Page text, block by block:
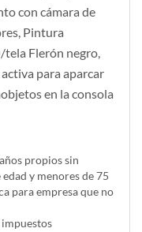
con cámara de
Pintura
tela Flerón negro,
para aparcar
en la consola
propios sin
y menores de 75
para empresa que no